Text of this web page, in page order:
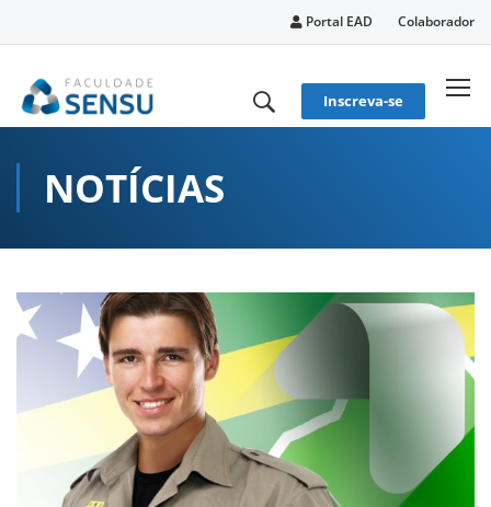
Portal EAD Colaborador
Inscreva-se
NOTÍCIAS